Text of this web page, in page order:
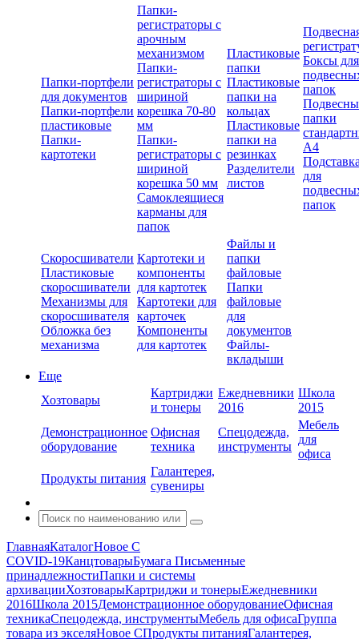
Папки-портфели
для документов
Папки-портфели
пластиковые
Папки-
картотеки
Папки-
регистраторы с
арочным
механизмом
Папки-
регистраторы с
шириной
корешка 70-80
мм
Папки-
регистраторы с
шириной
корешка 50 мм
Самоклеящиеся
карманы для
папок
Пластиковые
папки
Пластиковые
папки на
кольцах
Пластиковые
папки на
резинках
Разделители
листов
Боксы для
папок
папки
А4
для
папок
Скоросшиватели
Пластиковые
скоросшиватели
Механизмы для
скоросшивателя
Обложка без
механизма
Картотеки и
компоненты
для картотек
Картотеки для
карточек
Компоненты
для картотек
Файлы и
папки
файловые
Папки
файловые
для
документов
Файлы-
вкладыши
Еще
Хозтовары
Картриджи
и тонеры
Ежедневники
2016
Школа
2015
Демонстрационное
оборудование
Офисная
техника
Спецодежда,
инструменты
Мебель
для
офиса
Продукты питания
Галантерея,
сувениры
ГлавнаяКаталогНовое С
COVID-19КанцтоварыБумага Письменные
принадлежностиПапки и системы
архивацииХозтоварыКартриджи и тонерыЕжедневники
2016Школа 2015Демонстрационное оборудованиеОфисная
техникаСпецодежда, инструментыМебель для офисаГруппа
товара из экселяНовое СПродукты питанияГалантерея,